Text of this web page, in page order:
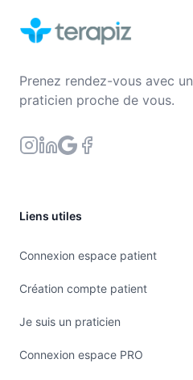
Prenez rendez-vous avec un
praticien proche de vous.
Liens utiles
Connexion espace patient
Création compte patient
Je suis un praticien
Connexion espace PRO